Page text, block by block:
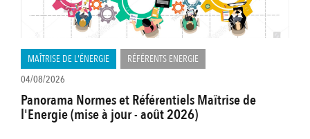
MAÎTRISE DE L'ÉNERGIE
RÉFÉRENTS ENERGIE
04/08/2026
Panorama Normes et Référentiels Maîtrise de
l'Energie (mise à jour - août 2026)